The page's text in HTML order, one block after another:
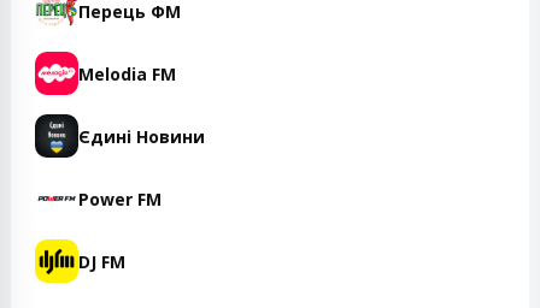
Перець ФМ
Melodia FM
Єдині Новини
Power FM
DJ FM